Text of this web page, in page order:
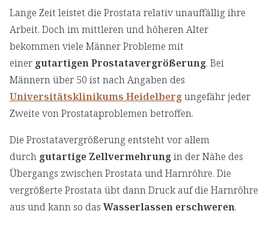
Lange Zeit leistet die Prostata relativ unauffällig ihre
Arbeit. Doch im mittleren und höheren Alter
bekommen viele Männer Probleme mit
einer gutartigen Prostatavergrößerung. Bei
Männern über 50 ist nach Angaben des
Universitätsklinikums Heidelbergungefähr jeder
Zweite von Prostataproblemen betroffen.
Die Prostatavergrößerung entsteht vor allem
durch gutartige Zellvermehrungin der Nähe des
Übergangs zwischen Prostata und Harnröhre. Die
vergrößerte Prostata übt dann Druck auf die Harnröhre
aus und kann so dasWasserlassen erschweren.